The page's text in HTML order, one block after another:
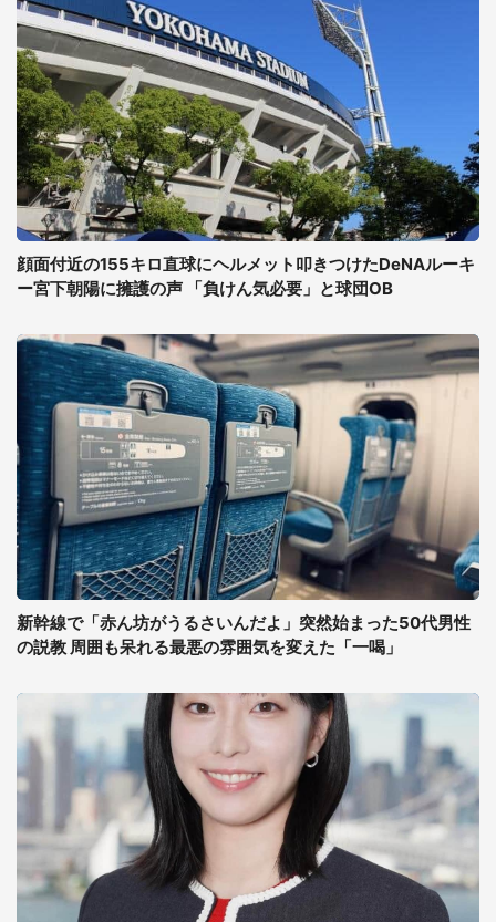
顔面付近の155キロ直球にヘルメット叩きつけたDeNAルーキ
ー宮下朝陽に擁護の声 「負けん気必要」と球団OB
新幹線で「赤ん坊がうるさいんだよ」突然始まった50代男性
の説教 周囲も呆れる最悪の雰囲気を変えた「一喝」